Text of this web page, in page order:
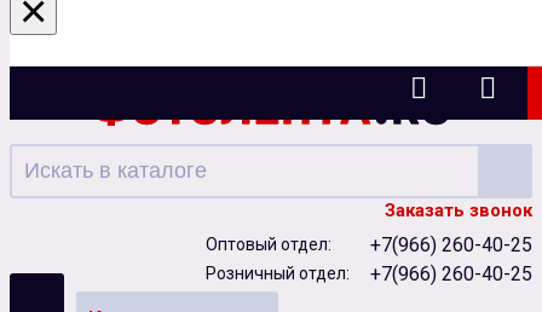
Ижевск
Заказать звонок
Оптовый отдел: +7(966) 260-40-25
Розничный отдел: +7(966) 260-40-25
×